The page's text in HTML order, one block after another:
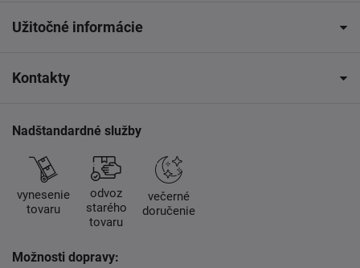
Užitočné informácie
Kontakty
Nadštandardné služby
vynesenie
tovaru
odvoz
starého
tovaru
večerné
doručenie
Možnosti dopravy: